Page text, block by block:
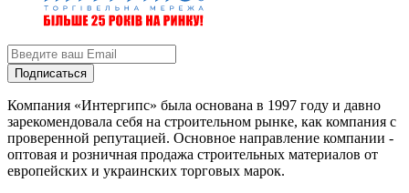
Подписаться
Компания «Интергипс» была основана в 1997 году и давно
зарекомендовала себя на строительном рынке, как компания с
проверенной репутацией. Основное направление компании -
оптовая и розничная продажа строительных материалов от
европейских и украинских торговых марок.